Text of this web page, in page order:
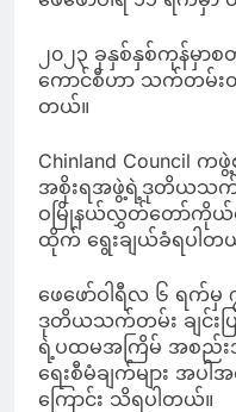
၂၀၂၃ ခုနှစ်နှစ်ကုန်မှာစ
ကောင်စီဟာ သက်တမ်း
တယ်။
Chinland Council က
အစိုးရအဖွဲ့ရဲ့ဒုတိယသက်
ဝမြိုနယ်လွှတ်တော်ကိုယ်စ
ထိုက် ရွေးချယ်ခံရပါတ
ဖေဖော်ဝါရီလ ၆ ရက်မှ
ဒုတိယသက်တမ်း ချင်းပ
ရဲ့ပထမအကြိမ် အစည်းအ
ရေးစီမံချက်များ အပ
ကြောင်း သိရပါတယ်။